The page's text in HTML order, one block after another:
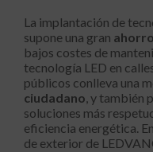
La implantación de
supone una gran
bajos costes de
tecnología LED en
públicos conlleva una
ciudadano, y también
soluciones más
eficiencia energética.
de exterior de